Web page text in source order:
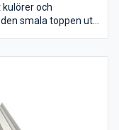
och
smala toppen utåt